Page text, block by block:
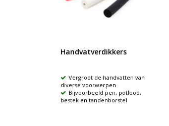
Handvatverdikkers
Vergroot de handvatten van
diverse voorwerpen
Bijvoorbeeld pen, potlood,
bestek en tandenborstel